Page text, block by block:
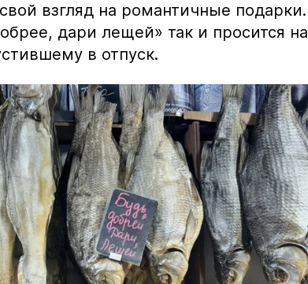
взгляд на романтичные подарки.
дари лещей» так и просится на
в отпуск.